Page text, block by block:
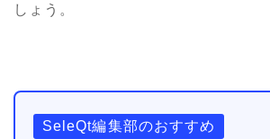
しょう。
SeleQt編集部のおすすめ